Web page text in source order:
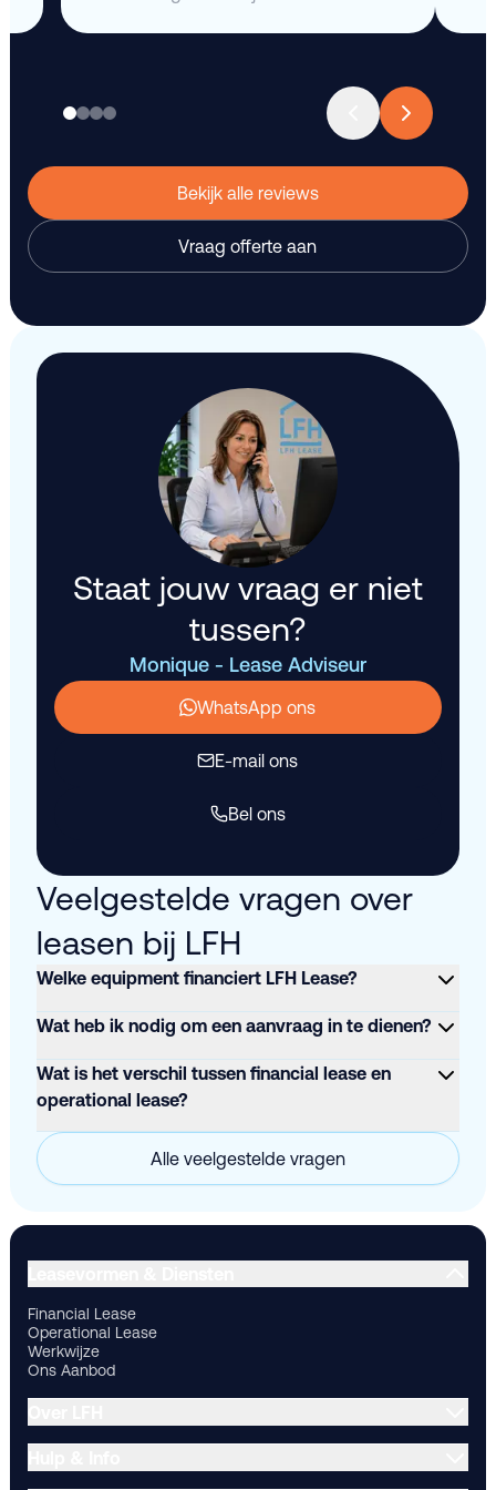
Bekijk alle reviews
Vraag offerte aan
Staat jouw vraag er niet
tussen?
Monique - Lease Adviseur
WhatsApp ons
E-mail ons
Bel ons
Veelgestelde vragen over
leasen bij LFH
Welke equipment financiert LFH Lease?
Wat heb ik nodig om een aanvraag in te dienen?
Wat is het verschil tussen financial lease en
operational lease?
Alle veelgestelde vragen
Financial Lease
Operational Lease
Werkwijze
Ons Aanbod